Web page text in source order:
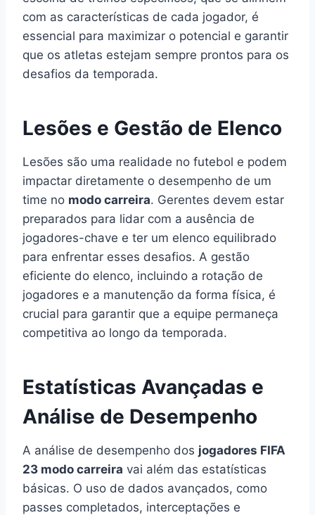
com as características de cada jogador, é
essencial para maximizar o potencial e garantir
que os atletas estejam sempre prontos para os
desafios da temporada.
Lesões e Gestão de Elenco
Lesões são uma realidade no futebol e podem
impactar diretamente o desempenho de um
time no modo carreira. Gerentes devem estar
preparados para lidar com a ausência de
jogadores-chave e ter um elenco equilibrado
para enfrentar esses desafios. A gestão
eficiente do elenco, incluindo a rotação de
jogadores e a manutenção da forma física, é
crucial para garantir que a equipe permaneça
competitiva ao longo da temporada.
Estatísticas Avançadas e
Análise de Desempenho
A análise de desempenho dos jogadores FIFA
23 modo carreira vai além das estatísticas
básicas. O uso de dados avançados, como
passes completados, interceptações e